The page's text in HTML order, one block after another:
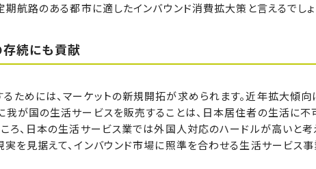
航路のある都市に適したインバウンド消費拡大策と言えるでしょ
続にも貢献
めには、マーケットの新規開拓が求められます。近年拡大傾向
我が国の生活サービスを販売することは、日本居住者の生活に不
ろ、日本の生活サービス業では外国人対応のハードルが高いと
を見据えて、インバウンド市場に照準を合わせる生活サービス